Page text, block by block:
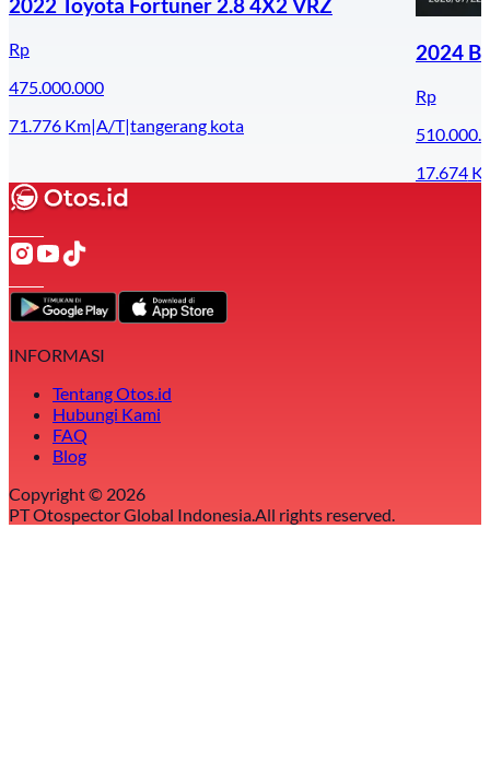
2022 Toyota Fortuner 2.8 4X2 VRZ
Rp
475.000.000
71.776 Km|A/T|tangerang kota
2024
Rp
17.674
INFORMASI
Tentang Otos.id
Hubungi Kami
FAQ
Blog
Copyright © 2026
PT Otospector Global Indonesia. All rights reserved.